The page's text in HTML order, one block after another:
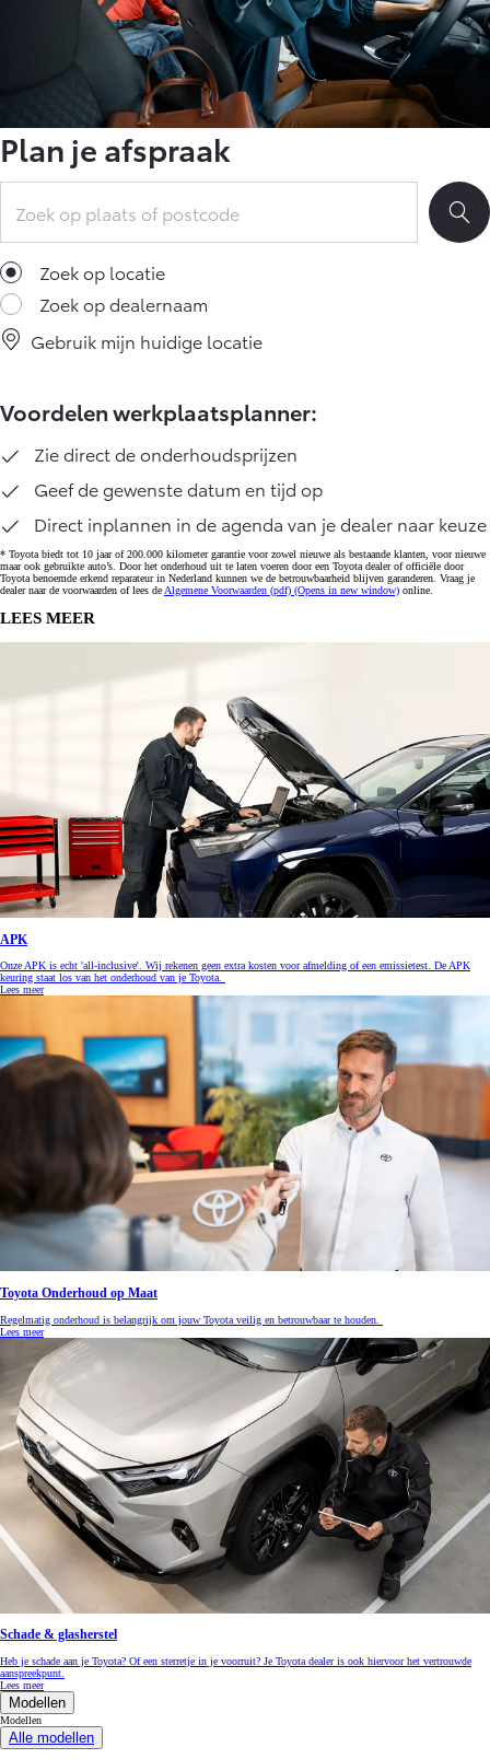
Plan je afspraak
Zoek op locatie
Zoek op dealernaam
Gebruik mijn huidige locatie
Voordelen werkplaatsplanner:
Zie direct de onderhoudsprijzen
Geef de gewenste datum en tijd op
Direct inplannen in de agenda van je dealer naar keuze
* Toyota biedt tot 10 jaar of 200.000 kilometer garantie voor zowel nieuwe als bestaande klanten, voor nieuwe
maar ook gebruikte auto’s. Door het onderhoud uit te laten voeren door een Toyota dealer of officiële door
Toyota benoemde erkend reparateur in Nederland kunnen we de betrouwbaarheid blijven garanderen. Vraag je
dealer naar de voorwaarden of lees de Algemene Voorwaarden (pdf) (Opens in new window) online.
LEES MEER
APK
Onze APK is echt 'all-inclusive'. Wij rekenen geen extra kosten voor afmelding of een emissietest. De APK
keuring staat los van het onderhoud van je Toyota.
Lees meer
Toyota Onderhoud op Maat
Regelmatig onderhoud is belangrijk om jouw Toyota veilig en betrouwbaar te houden.
Lees meer
Schade & glasherstel
Heb je schade aan je Toyota? Of een sterretje in je voorruit? Je Toyota dealer is ook hiervoor het vertrouwde
aanspreekpunt.
Lees meer
Modellen
Modellen
Alle modellen